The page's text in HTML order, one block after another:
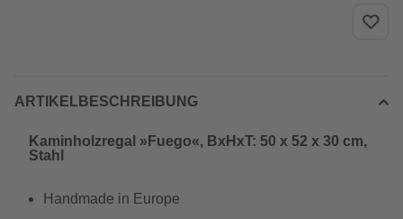
ARTIKELBESCHREIBUNG
Kaminholzregal »Fuego«, BxHxT: 50 x 52 x 30 cm,
Stahl
Handmade in Europe